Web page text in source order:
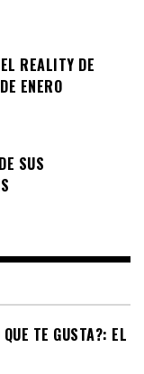
REALITY DE
ENERO
SUS
TE GUSTA?: EL